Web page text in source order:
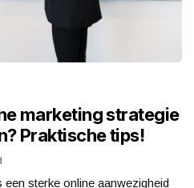
marketing strategie
Praktische tips!
een sterke online aanwezigheid